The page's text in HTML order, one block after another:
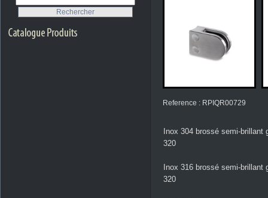
Reference : RPIQR00729
Inox 304 brossé semi-brillant
320
Inox 316 brossé semi-brillant
320